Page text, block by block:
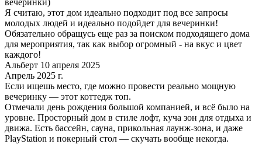
Я считаю, этот дом идеально подходит под все запросы
молодых людей и идеально подойдет для вечеринки!
Обязательно обращусь еще раз за поиском подходящего дома
для мероприятия, так как выбор огромный - на вкус и цвет
каждого!
Альберт 10 апреля 2025
Апрель 2025 г.
Если ищешь место, где можно провести реально мощную
вечеринку — этот коттедж топ.
Отмечали день рождения большой компанией, и всё было на
уровне. Просторный дом в стиле лофт, куча зон для отдыха и
движа. Есть бассейн, сауна, прикольная лаунж-зона, и даже
PlayStation и покерный стол — скучать вообще некогда.